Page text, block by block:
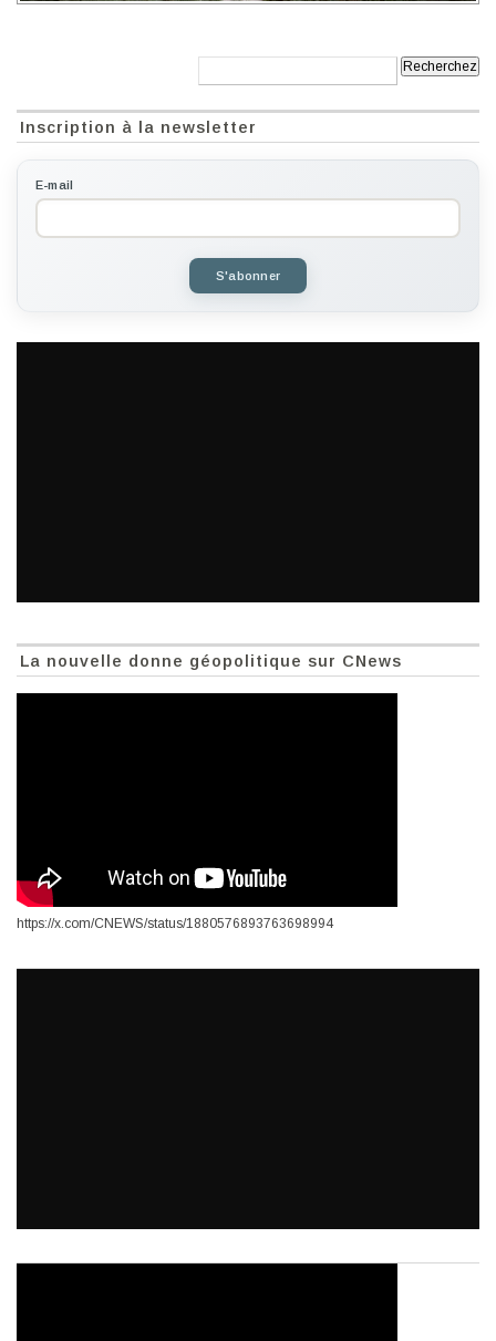
Inscription à la newsletter
E-mail
S'abonner
La nouvelle donne géopolitique sur CNews
https://x.com/CNEWS/status/1880576893763698994